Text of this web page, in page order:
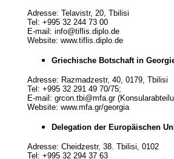
Adresse: Telavistr, 20, Tbilisi
Tel: +995 32 244 73 00
E-mail: info@tiflis.diplo.de
Website: www.tiflis.diplo.de
Griechische Botschaft in
Adresse: Razmadzestr, 40, 0179, Tbilisi
Tel: +995 32 291 49 70/75;
E-mail: grcon.tbi@mfa.gr
Website: www.mfa.gr/georgia
Delegation der Europäischen
Adresse: Cheidzestr, 38. Tbilisi, 0102
Tel: +995 32 294 37 63